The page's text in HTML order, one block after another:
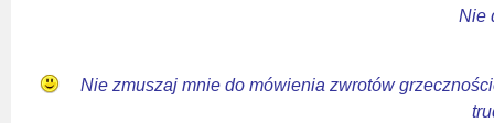
Nie
Nie zmuszaj mnie do mówienia zwrotów